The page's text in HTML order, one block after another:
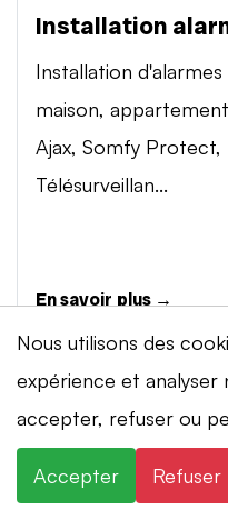
Installation
Installation
maison,
Ajax, Somfy Protect,
Télésurveillan...
En savoir plus →
Installation de
{city} : caméras IP
Nous utilisons des
expérience et
accepter, refuser ou
Accepter Refuser